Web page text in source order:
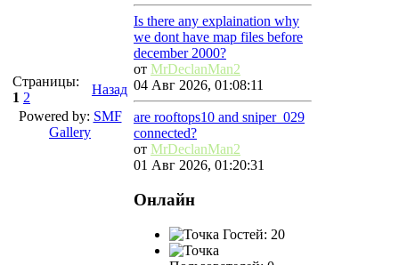
Страницы:
1 2
Назад
Powered by: SMF
Gallery
Is there any explaination why
we dont have map files before
december 2000?
от MrDeclanMan2
04 Авг 2026, 01:08:11
are rooftops10 and sniper_029
connected?
от MrDeclanMan2
01 Авг 2026, 01:20:31
Онлайн
Гостей: 20